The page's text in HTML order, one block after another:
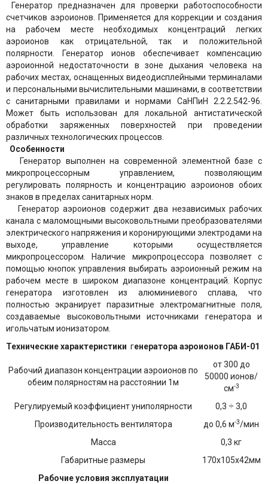
Генератор предназначен для проверки работоспособности
счетчиков аэроионов. Применяется для коррекции и создания
на рабочем месте необходимых концентраций легких
аэроионов как отрицательной, так и положительной
полярности. Генератор ионов обеспечивает компенсацию
аэроионной недостаточности в зоне дыхания человека на
рабочих местах, оснащенных видеодисплейными терминалами
и персональными вычислительными машинами, в соответствии
с санитарными правилами и нормами СаНПиН 2.2.2.542-96.
Может быть использован для локальной антистатической
обработки заряженных поверхностей при проведении
различных технологических процессов.
Особенности
Генератор выполнен на современной элементной базе с
микропроцессорным управлением, позволяющим
регулировать полярность и концентрацию аэроионов обоих
знаков в пределах санитарных норм.
Генератор аэроионов содержит два независимых рабочих
канала с маломощными высоковольтными преобразователями
электрического напряжения и коронирующими электродами на
выходе, управление которыми осуществляется
микропроцессором. Наличие микропроцессора позволяет с
помощью кнопок управления выбирать аэроионный режим на
рабочем месте в широком диапазоне концентраций. Корпус
генератора изготовлен из алюминиевого сплава, что
полностью экранирует паразитные электромагнитные поля,
создаваемые высоковольтными источниками генератора и
игольчатым ионизатором.
Технические характеристики генератора аэроионов ГАБИ-01
Рабочий диапазон концентрации аэроионов по
обеим полярностям на расстоянии 1м
от 300 до
50000 ионов/
см-3
Регулируемый коэффициент униполярности
0,3 ÷ 3,0
Производительность вентилятора
до 0,6 м-3/мин
Масса
0,3 кг
Габаритные размеры
170х105х42мм
Рабочие условия эксплуатации